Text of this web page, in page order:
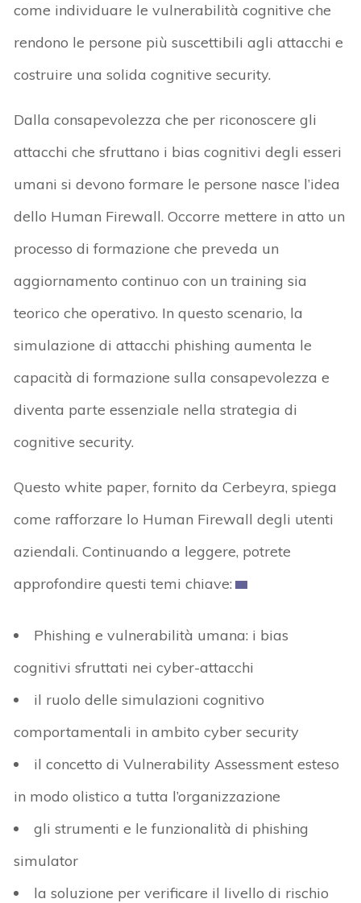
come individuare le vulnerabilità cognitive che
rendono le persone più suscettibili agli attacchi e
costruire una solida cognitive security.
Dalla consapevolezza che per riconoscere gli
attacchi che sfruttano i bias cognitivi degli esseri
umani si devono formare le persone nasce l’idea
dello Human Firewall. Occorre mettere in atto un
processo di formazione che preveda un
aggiornamento continuo con un training sia
teorico che operativo. In questo scenario, la
simulazione di attacchi phishing aumenta le
capacità di formazione sulla consapevolezza e
diventa parte essenziale nella strategia di
cognitive security.
Questo white paper, fornito da Cerbeyra, spiega
come rafforzare lo Human Firewall degli utenti
aziendali. Continuando a leggere, potrete
approfondire questi temi chiave:
Phishing e vulnerabilità umana: i bias
cognitivi sfruttati nei cyber-attacchi
il ruolo delle simulazioni cognitivo
comportamentali in ambito cyber security
il concetto di Vulnerability Assessment esteso
in modo olistico a tutta l’organizzazione
gli strumenti e le funzionalità di phishing
simulator
la soluzione per verificare il livello di rischio